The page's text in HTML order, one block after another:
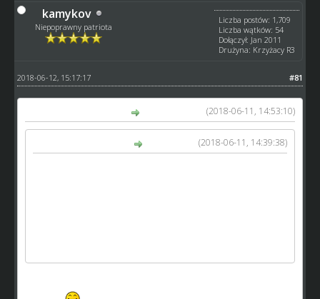
kamykov
Niepoprawny patriota
Liczba postów: 1,709
Liczba wątków: 54
Dołączył: Jan 2011
Drużyna: Krzyżacy R3
#81
2018-06-12, 15:17:17
(2018-06-11, 14:53:10)
(2018-06-11, 14:39:38)